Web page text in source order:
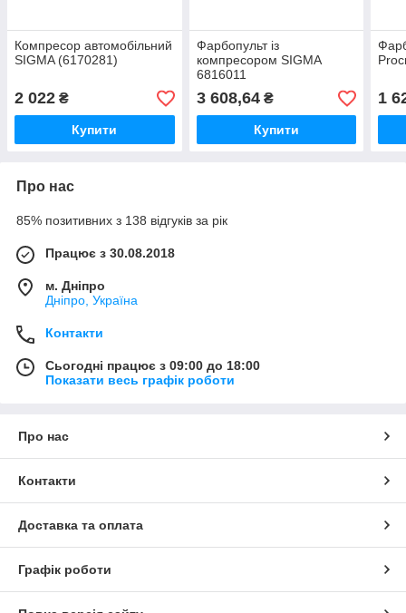
Компресор автомобільний
SIGMA (6170281)
2 022 ₴
Купити
Фарбопульт із
компресором SIGMA
6816011
3 608,64₴
Купити
1
Про нас
85% позитивних з 138 відгуків за рік
Працює з 30.08.2018
м. Дніпро
Дніпро, Україна
Контакти
Сьогодні працює з 09:00 до 18:00
Показати весь графік роботи
Про нас
Контакти
Доставка та оплата
Графік роботи